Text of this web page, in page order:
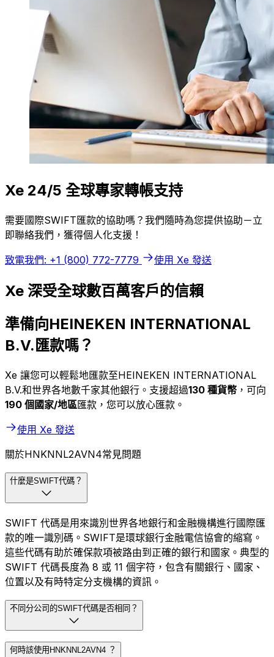
Xe 24/5 全球專家轉帳支持
需要國際SWIFT匯款的協助嗎？我們隨時為您提供協助－立
即聯絡我們，獲得個人化支援！
致電我們: +1 (800) 772-7779 使用 Xe 發送
Xe 深受全球數百萬客戶的信賴
準備向HEINEKEN INTERNATIONAL
B.V.匯款嗎？
Xe 讓您可以輕鬆地匯款至HEINEKEN INTERNATIONAL
B.V.和世界各地數千家其他銀行。支援超過130 種貨幣 ，可向
190 個國家/地區匯款，您可以放心匯款。
使用 Xe 發送
關於HNKNNL2AVN4常見問題
什麼是SWIFT代碼？
SWIFT 代碼是用來識別世界各地銀行和金融機構進行國際匯
款的唯一識別碼。SWIFT是環球銀行金融電信協會的縮寫。
這些代碼有助於確保款項被路由到正確的銀行和國家。典型的
SWIFT 代碼長度為 8 或 11 個字符，包含有關銀行、國家、
位置以及有時特定分支機構的資訊。
不同分公司的SWIFT代碼是否相同？
何時該使用HNKNNL2AVN4 ？